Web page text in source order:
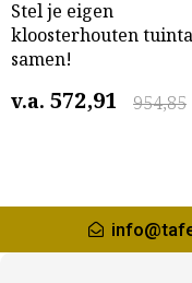
Stel je eigen
kloosterhouten
samen!
v.a. 954,85
572,91